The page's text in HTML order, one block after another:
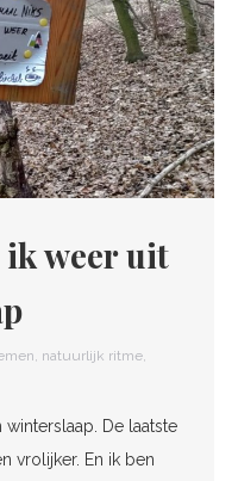
ik weer uit
, natuurlijk ritme,
winterslaap. De laatste
vrolijker. En ik ben